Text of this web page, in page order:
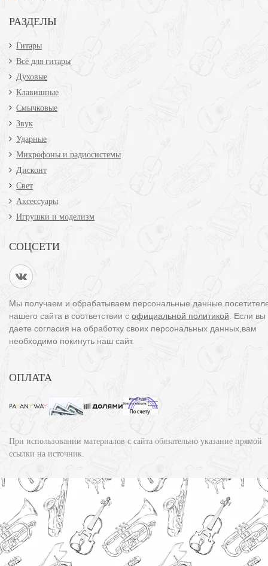
РАЗДЕЛЫ
Гитары
Всё для гитары
Духовые
Клавишные
Смычковые
Звук
Ударные
Микрофоны и радиосистемы
Дисконт
Свет
Аксессуары
Игрушки и моделизм
СОЦСЕТИ
Мы получаем и обрабатываем персональные данные
нашего сайта в соответствии с официальной политикой . Если
даете согласия на обработку своих персональных данных,вам
необходимо покинуть наш сайт.
ОПЛАТА
При использовании материалов с сайта обязательно указание прямой
ссылки на источник.